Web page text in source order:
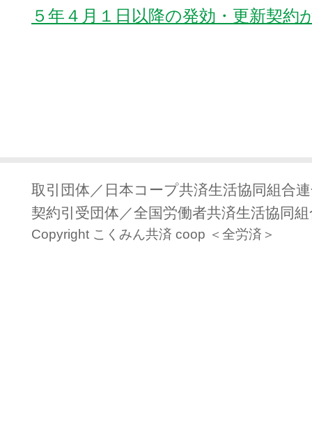
５年４月１日以降の発効・更新契約
取引団体／日本コープ共済生活協同組合
契約引受団体／全国労働者共済生活協同
Copyright こくみん共済 coop ＜全労済＞